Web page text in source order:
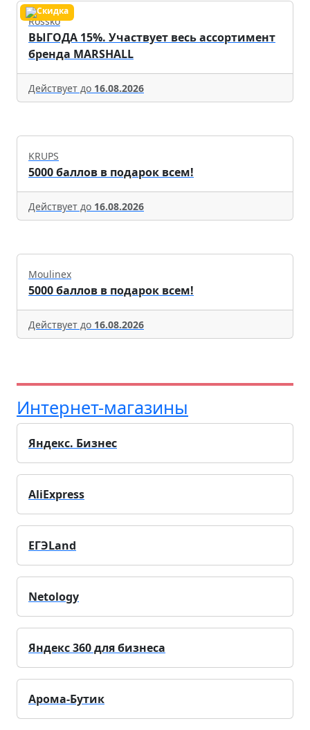
Rossko
ВЫГОДА 15%. Участвует весь ассортимент
бренда MARSHALL
Действует до 16.08.2026
KRUPS
5000 баллов в подарок всем!
Действует до 16.08.2026
Moulinex
5000 баллов в подарок всем!
Действует до 16.08.2026
Интернет-магазины
Яндекс. Бизнес
AliExpress
ЕГЭLand
Netology
Яндекс 360 для бизнеса
Арома-Бутик